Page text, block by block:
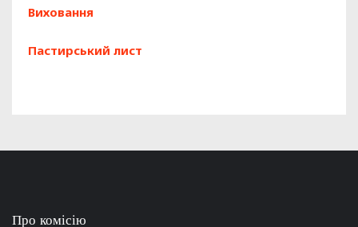
Bиховання
Пастирський лист
Про комісію